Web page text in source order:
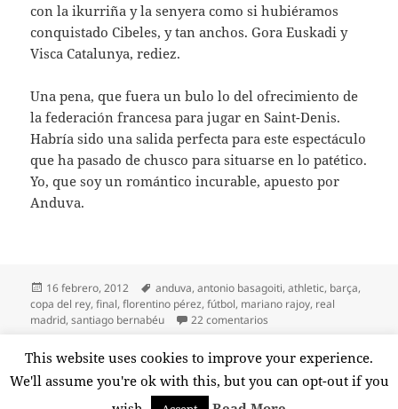
con la ikurriña y la senyera como si hubiéramos
conquistado Cibeles, y tan anchos. Gora Euskadi y
Visca Catalunya, rediez.
Una pena, que fuera un bulo lo del ofrecimiento de
la federación francesa para jugar en Saint-Denis.
Habría sido una salida perfecta para este espectáculo
que ha pasado de chusco para situarse en lo patético.
Yo, que soy un romántico incurable, apuesto por
Anduva.
Publicado
el
16 febrero, 2012 Etiquetas
anduva,antonio basagoiti,athletic, barça,
copa del rey,final,florentino pérez,fútbol, mariano rajoy, real
madrid,santiago bernabéu 22 comentarios
Paginación
de
PÁGINA4
This website uses cookies to improve your experience.
We'll assume you're ok with this, but you can opt-out if you